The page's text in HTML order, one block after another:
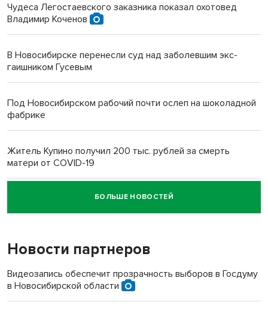
Чудеса Легостаевского заказника показал охотовед
Владимир Коченов
В Новосибирске перенесли суд над заболевшим экс-
гаишником Гусевым
Под Новосибирском рабочий почти ослеп на шоколадной
фабрике
Житель Купино получил 200 тыс. рублей за смерть
матери от COVID-19
Новосибирский суд наказал водителя за смерть
пенсионерки на вокзале
БОЛЬШЕ НОВОСТЕЙ
Новости партнеров
Видеозапись обеспечит прозрачность выборов в Госдуму
в Новосибирской области